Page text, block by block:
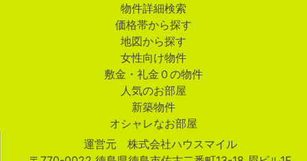
物件詳細検索
価格帯から探す
地図から探す
女性向け物件
敷金・礼金０の物件
人気のお部屋
新築物件
オシャレなお部屋
運営元 株式会社ハウスマイル